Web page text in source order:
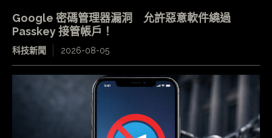
Google 密碼管理器漏洞 允許惡意軟件繞過
Passkey 接管帳戶！
科技新聞 2026-08-05